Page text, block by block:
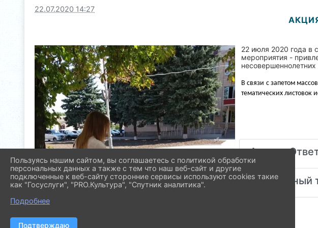
22.07.2020 14:27
22 июля 2020 года в
мероприятия -
В связи с запетом
тематических листовок
Акция
телефонный
Пользуясь нашим сайтом, вы соглашаетесь с политикой обработки
персональных данных а также с тем что наш веб-сайт и другие
подключенные к веб-сайту сторонние сервисы используют cookies такие
как "Госуслуги", "PRO.Культура", "Спутник аналитика".
Подробнее
Подтверждаю